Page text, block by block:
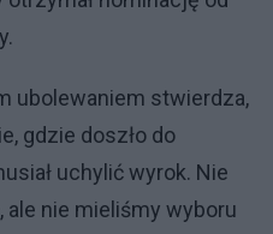
ubolewaniem stwierdza,
gdzie doszło do
uchylić wyrok. Nie
nie mieliśmy wyboru